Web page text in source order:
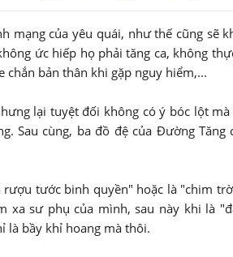
mạng của yêu quái, như thế cũng sẽ
ức hiếp họ phải tăng ca, không
bản thân khi gặp nguy hiểm,...
lại tuyệt đối không có ý bóc lột
Sau cùng, ba đồ đệ của Đường Tăng
tước binh quyền" hoặc là "chim
xa sư phụ của mình, sau này khi là
là bầy khỉ hoang mà thôi.